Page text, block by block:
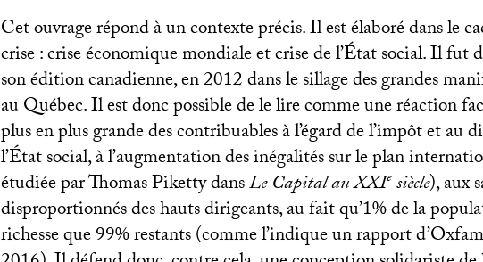
Cet ouvrage répond à un contexte précis. Il est élaboré dans le
crise : crise économique mondiale et crise de l’État social. Il fut
son édition canadienne, en 2012 dans le sillage des grandes
au Québec. Il est donc possible de le lire comme une réaction
plus en plus grande des contribuables à l’égard de l’impôt et au
l’État social, à l’augmentation des inégalités sur le plan
étudiée par Thomas Piketty dansLe Capital auXXIesiècle), aux
disproportionnés des hauts dirigeants, au fait qu’1% de la
richesse que 99% restants (comme l’indique un rapport